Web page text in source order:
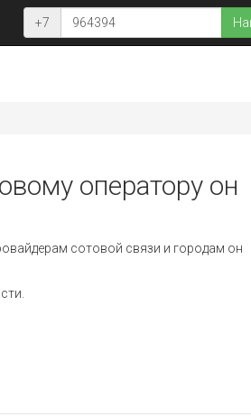
+7
оператору он
сотовой связи и городам он